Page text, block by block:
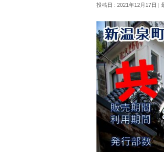
投稿日 : 2021年12月17日